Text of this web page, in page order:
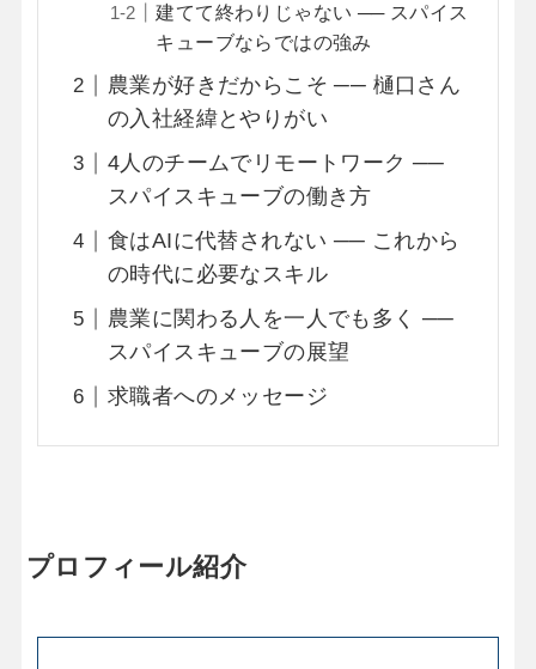
建てて終わりじゃない ── スパイス
キューブならではの強み
農業が好きだからこそ ── 樋口さん
の入社経緯とやりがい
4人のチームでリモートワーク ──
スパイスキューブの働き方
食はAIに代替されない ── これから
の時代に必要なスキル
農業に関わる人を一人でも多く ──
スパイスキューブの展望
求職者へのメッセージ
プロフィール紹介